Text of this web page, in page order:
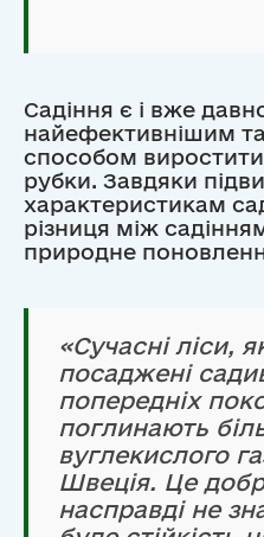
Садіння є і вже
найефективнішим
способом виростити
рубки. Завдяки
характеристикам
різниця між
природне
«Сучасні ліси,
посаджені
попередніх
поглинають
вуглекислого
Швеція. Це
насправді не